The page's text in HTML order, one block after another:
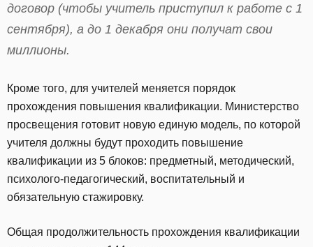
договор (чтобы учитель приступил к работе с 1
сентября), а до 1 декабря они получат свои
миллионы.
Кроме того, для учителей меняется порядок
прохождения повышения квалификации. Министерство
просвещения готовит новую единую модель, по которой
учителя должны будут проходить повышение
квалификации из 5 блоков: предметный, методический,
психолого-педагогический, воспитательный и
обязательную стажировку.
Общая продолжительность прохождения квалификации